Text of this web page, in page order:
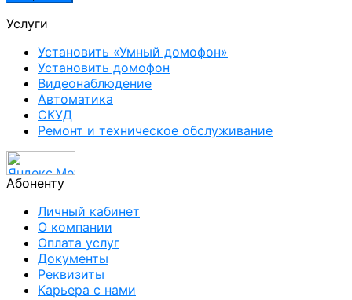
Услуги
Установить «Умный домофон»
Установить домофон
Видеонаблюдение
Автоматика
СКУД
Ремонт и техническое обслуживание
Абоненту
Личный кабинет
О компании
Оплата услуг
Документы
Реквизиты
Карьера с нами